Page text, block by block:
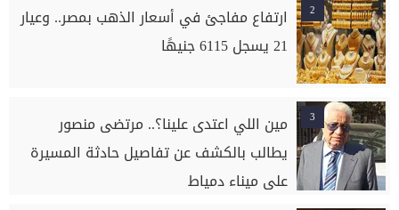
2
ارتفاع مفاجئ في أسعار الذهب بمصر.. وعيار
21 يسجل 6115 جنيهًا
3
مين اللي اعتدى علينا؟.. مرتضى منصور
يطالب بالكشف عن تفاصيل حادثة المسيرة
على ميناء دمياط